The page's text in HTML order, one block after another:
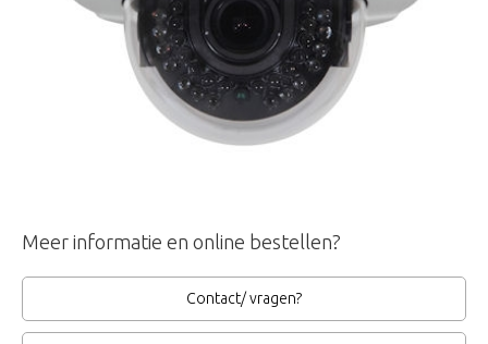
Meer informatie en online bestellen?
Contact/ vragen?